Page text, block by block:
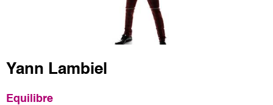
Yann Lambiel
Equilibre